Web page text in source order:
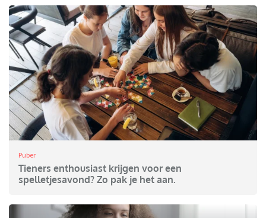
Puber
Tieners enthousiast krijgen voor een
spelletjesavond? Zo pak je het aan.